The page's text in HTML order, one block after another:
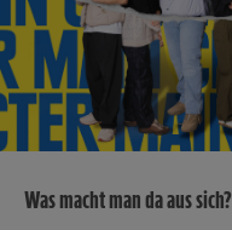
Was macht man da aus sich?